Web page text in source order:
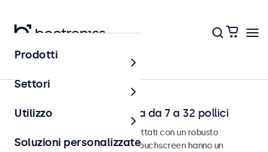
Home
Touchscreen da scrivania da 7 a 32 pollici
Touchscreen da scrivania progettati con un robusto
poggiapiedi regolabile. Questi touchscreen hanno un
Prodotti
Settori
Utilizzo
Soluzioni personalizzate